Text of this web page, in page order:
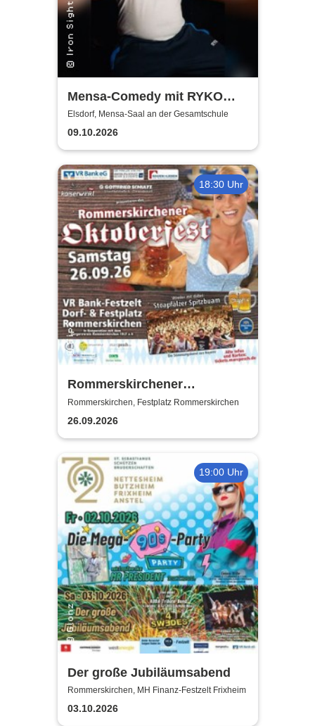
Mensa-Comedy mit RYKO
und Vincent Tophoven
Elsdorf, Mensa-Saal an der Gesamtschule
09.10.2026
18:30 Uhr
Rommerskirchener
Oktoberfest - Auf geht´s -
pack mas!
Rommerskirchen, Festplatz Rommerskirchen
26.09.2026
19:00 Uhr
Der große Jubiläumsabend
Rommerskirchen, MH Finanz-Festzelt Frixheim
03.10.2026